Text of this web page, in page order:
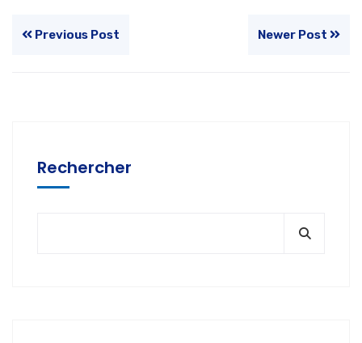
Previous Post Newer Post
Rechercher